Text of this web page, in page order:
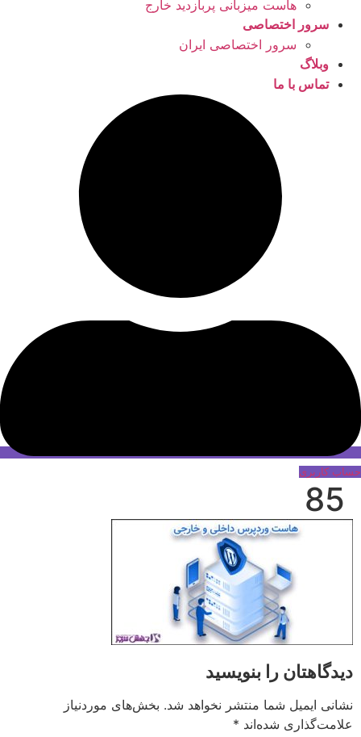
هاست میزبانی پربازدید خارج
سرور اختصاصی
سرور اختصاصی ایران
وبلاگ
تماس با ما
حساب کاربری
85
دیدگاهتان را بنویسید
نشانی ایمیل شما منتشر نخواهد شد. بخش‌های موردنیاز
علامت‌گذاری شده‌اند *